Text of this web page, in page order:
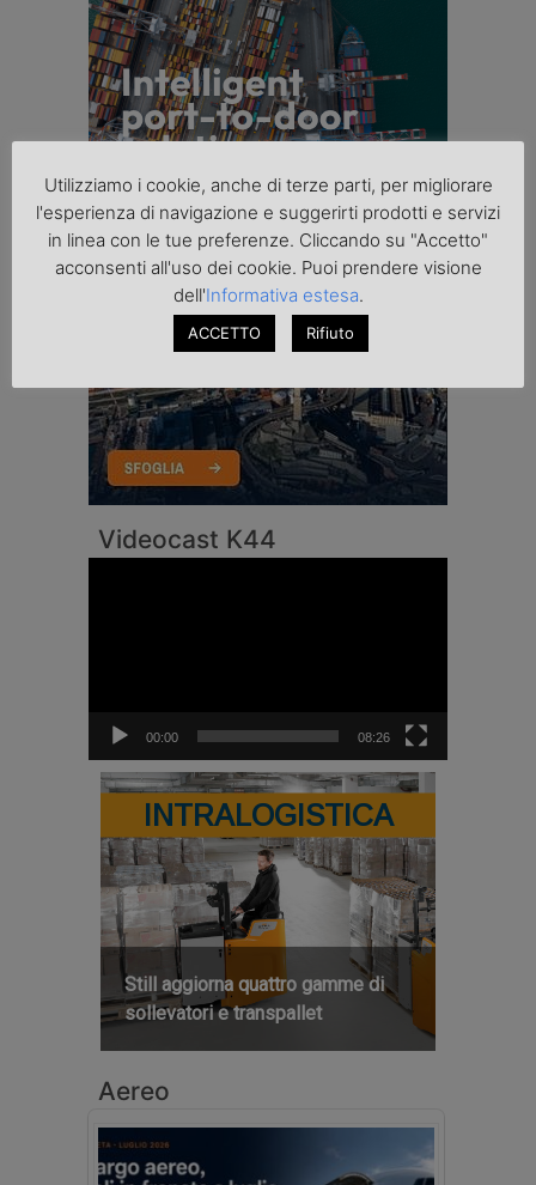
Videocast K44
00:00 08:26
INTRALOGISTICA
Still aggiorna quattro gamme di
sollevatori e transpallet
Aereo
Utilizziamo i cookie, anche di terze parti, per migliorare
l'esperienza di navigazione e suggerirti prodotti e servizi
in linea con le tue preferenze. Cliccando su "Accetto"
acconsenti all'uso dei cookie. Puoi prendere visione
dell'Informativa estesa.
ACCETTO Rifiuto